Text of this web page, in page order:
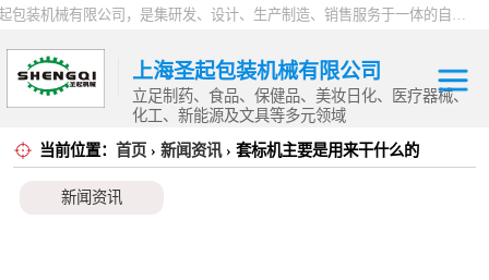
上海圣起包装机械有限公司，是集研发、设计、生产制造、销售服务于一体的自动化高新科技企业。企业成立于2004年，注册资本1000万元，总占地面积约15000平方。 企业发展二十余年以来，一直专注于自动化设备这一朝阳行业，致力于为制药、食品、日化、化工、物流、仓储等行业提供一站式智能包装解决方案。服务用户覆盖全国各省市以及海内外，产品远销全球，2024 年度总产值9000万。
上海圣起包装机械有限公司
立足制药、食品、保健品、美妆日化、医疗器械、
化工、新能源及文具等多元领域
当前位置： 首页 › 新闻资讯› 套标机主要是用来干什么的
新闻资讯
其他定制自动化
机器人应用